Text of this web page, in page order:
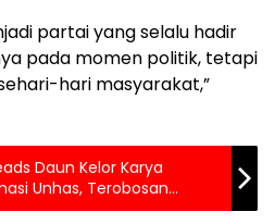
partai yang selalu hadir
pada momen politik, tetapi
hari masyarakat,”
Daun Kelor Karya
Unhas, Terobosan